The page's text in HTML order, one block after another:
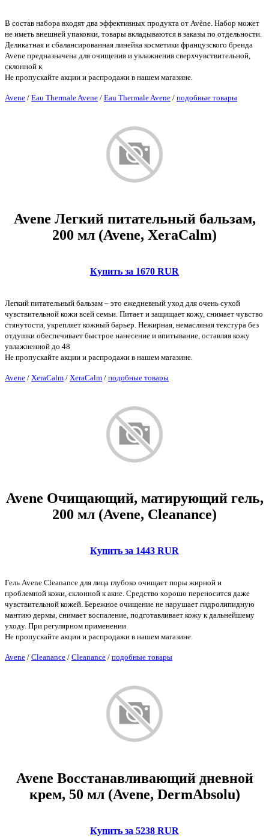
В состав набора входят два эффективных продукта от Avène. Набор может
не иметь внешней упаковки, товары вкладываются в заказы по отдельности.
Деликатная и сбалансированная линейка косметики французского бренда
Avene предназначена для очищения и увлажнения сверхчувствительной,
склонной к
Не пропускайте акции и распродажи в нашем магазине.
Avene / Eau Thermale Avene / Eau Thermale Avene / подобные товары
Avene Легкий питательный бальзам,
200 мл (Avene, XeraCalm)
Купить за 1670 RUR
Легкий питательный бальзам – это ежедневный уход для очень сухой
чувствительной кожи всей семьи. Питает и защищает кожу, снимает чувство
стянутости, укрепляет кожный барьер. Нежирная, немасляная текстура без
отдушки обеспечивает быстрое нанесение и впитывание, оставляя кожу
увлажненной до 48
Не пропускайте акции и распродажи в нашем магазине.
Avene / XeraCalm / XeraCalm / подобные товары
Avene Очищающий, матирующий гель,
200 мл (Avene, Cleanance)
Купить за 1443 RUR
Гель Avene Cleanance для лица глубоко очищает поры жирной и
проблемной кожи, склонной к акне. Средство хорошо переносится даже
чувствительной кожей. Бережное очищение не нарушает гидролипидную
мантию дермы, снимает воспаление, подготавливает кожу к дальнейшему
уходу. При регулярном применении
Не пропускайте акции и распродажи в нашем магазине.
Avene / Cleanance / Cleanance / подобные товары
Avene Восстанавливающий дневной
крем, 50 мл (Avene, DermAbsolu)
Купить за 5238 RUR